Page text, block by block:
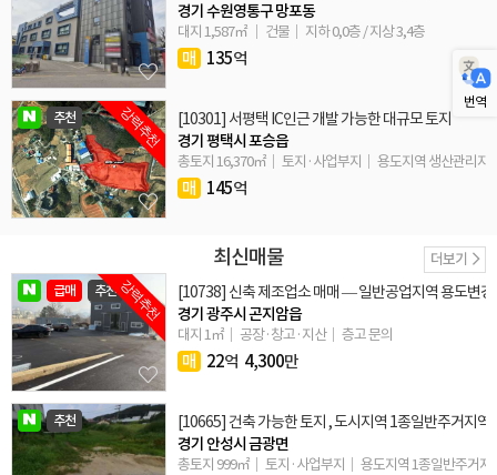
경기 수원영통구 망포동
대지 1,587㎡ 건물 지하 0,0층 / 지상 3,4층
매 135억
강력추천
추천
[10301] 서평택 IC인근 개발 가능한 대규모 토지
경기 평택시 포승읍
총토지 16,370㎡ 토지·사업부지 용도지역 생산관리지
매 145억
최신매물 더보기
강력추천
급매 추천
[10738] 신축 제조업소 매매 — 일반공업지역 용도변경
경기 광주시 곤지암읍
대지 1㎡ 공장·창고·지산 층고 문의
매 22억 4,300만
추천
[10665] 건축 가능한 토지 , 도시지역 1종일반주거지역
경기 안성시 금광면
총토지 999㎡ 토지·사업부지 용도지역 1종일반주거지..
번역